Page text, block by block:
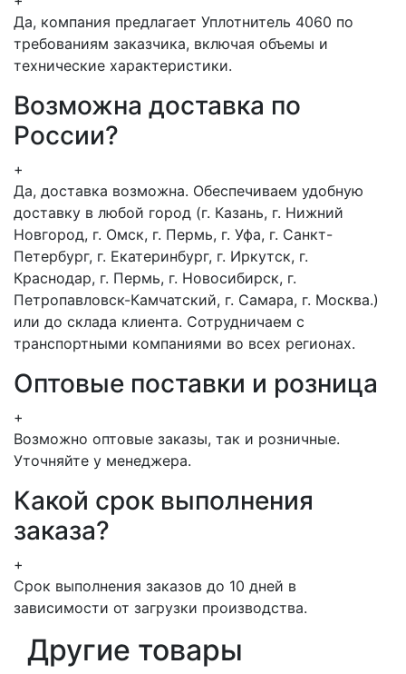
Да, компания предлагает Уплотнитель 4060 по
требованиям заказчика, включая объемы и
технические характеристики.
Возможна доставка по
России?
+
Да, доставка возможна. Обеспечиваем удобную
доставку в любой город (г. Казань, г. Нижний
Новгород, г. Омск, г. Пермь, г. Уфа, г. Санкт-
Петербург, г. Екатеринбург, г. Иркутск, г.
Краснодар, г. Пермь, г. Новосибирск, г.
Петропавловск-Камчатский, г. Самара, г. Москва.)
или до склада клиента. Сотрудничаем с
транспортными компаниями во всех регионах.
Оптовые поставки и розница
+
Возможно оптовые заказы, так и розничные.
Уточняйте у менеджера.
Какой срок выполнения
заказа?
+
Срок выполнения заказов до 10 дней в
зависимости от загрузки производства.
Другие товары